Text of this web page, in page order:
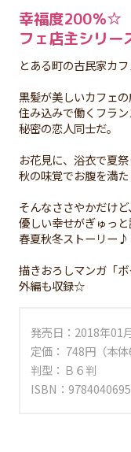
幸福度200％☆
フェ店主シリー
とある町の古民家カフ
黒髪が美しいカフェ
住み込みで働くフラ
秘密の恋人同士だ。
お花見に、浴衣で夏祭
秋の味覚でお腹を満た
そんなささやかだけど、
優しい幸せがぎゅっ
春夏秋冬ストーリー♪
描きおろしマンガ「
外編も収録☆
発売日：2018年01
定価： 748円（本体
判型：Ｂ６判
ISBN：